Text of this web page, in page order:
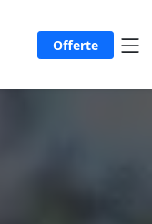
Offerte